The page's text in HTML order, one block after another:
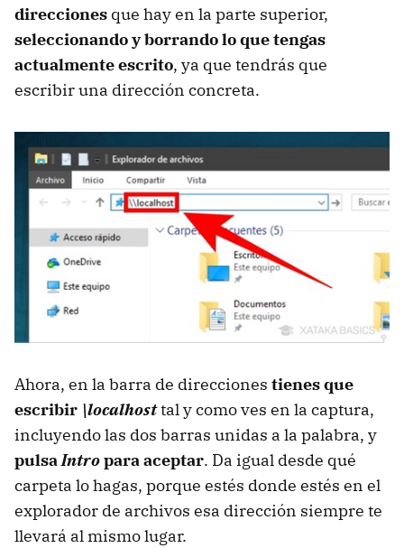
direcciones que hay en la parte superior,
seleccionando y borrando lo que tengas
actualmente escrito, ya que tendrás que
escribir una dirección concreta.
Ahora, en la barra de direcciones tienes que
escribir \localhosttal y como ves en la captura,
incluyendo las dos barras unidas a la palabra, y
pulsaIntropara aceptar. Da igual desde qué
carpeta lo hagas, porque estés donde estés en el
explorador de archivos esa dirección siempre te
llevará al mismo lugar.